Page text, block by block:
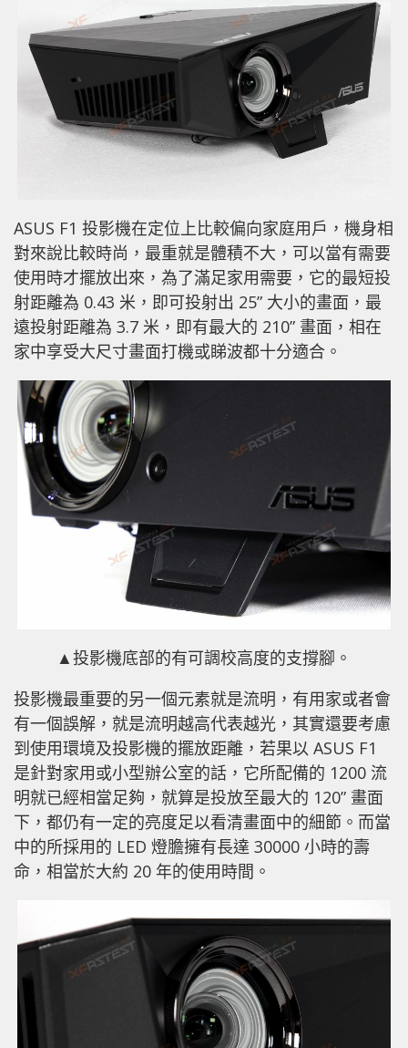
ASUS F1 投影機在定位上比較偏向家庭用戶，機身相
對來說比較時尚，最重就是體積不大，可以當有需要
使用時才擺放出來，為了滿足家用需要，它的最短投
射距離為 0.43 米，即可投射出 25” 大小的畫面，最
遠投射距離為 3.7 米，即有最大的 210” 畫面，相在
家中享受大尺寸畫面打機或睇波都十分適合。
▲投影機底部的有可調校高度的支撐腳。
投影機最重要的另一個元素就是流明，有用家或者會
有一個誤解，就是流明越高代表越光，其實還要考慮
到使用環境及投影機的擺放距離，若果以 ASUS F1
是針對家用或小型辦公室的話，它所配備的 1200 流
明就已經相當足夠，就算是投放至最大的 120” 畫面
下，都仍有一定的亮度足以看清畫面中的細節。而當
中的所採用的 LED 燈膽擁有長達 30000 小時的壽
命，相當於大約 20 年的使用時間。